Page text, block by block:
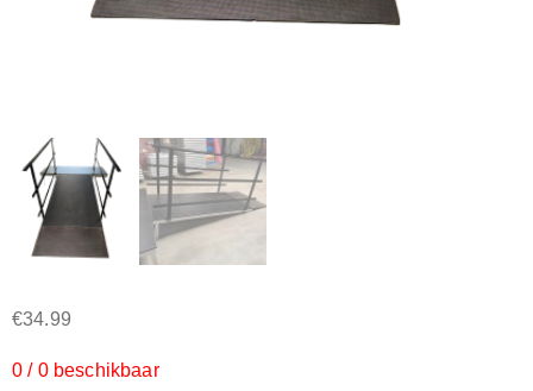
€34.99
0 / 0 beschikbaar